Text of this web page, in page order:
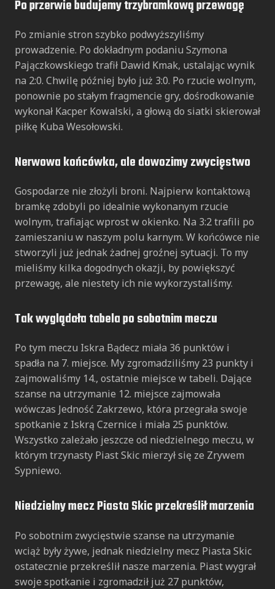
Po przerwie budujemy trzybramkową przewagę
Po zmianie stron szybko podwyższyliśmy
prowadzenie. Po dokładnym podaniu Szymona
Pajączkowskiego trafił Dawid Kmak, ustalając wynik
na 2:0. Chwilę później było już 3:0. Po rzucie wolnym,
ponownie po stałym fragmencie gry, dośrodkowanie
wykonał Kacper Kowalski, a głową do siatki skierował
piłkę Kuba Wesołowski.
Nerwowa końcówka, ale dowozimy zwycięstwo
Gospodarze nie złożyli broni. Najpierw kontaktową
bramkę zdobyli po idealnie wykonanym rzucie
wolnym, trafiając wprost w okienko. Na 3:2 trafili po
zamieszaniu w naszym polu karnym. W końcówce nie
stworzyli już jednak żadnej groźnej sytuacji. To my
mieliśmy kilka dogodnych okazji, by powiększyć
przewagę, ale niestety ich nie wykorzystaliśmy.
Tak wyglądała tabela po sobotnim meczu
Po tym meczu Iskra Bądecz miała 36 punktów i
spadła na 7. miejsce. My zgromadziliśmy 23 punkty i
zajmowaliśmy 14., ostatnie miejsce w tabeli. Dające
szanse na utrzymanie 12. miejsce zajmowała
wówczas Jedność Zakrzewo, która przegrała swoje
spotkanie z Iskrą Czernice i miała 25 punktów.
Wszystko zależało jeszcze od niedzielnego meczu, w
którym trzynasty Piast Skic mierzył się ze Zrywem
Sypniewo.
Niedzielny mecz Piasta Skic przekreślił marzenia
Po sobotnim zwycięstwie szanse na utrzymanie
wciąż były żywe, jednak niedzielny mecz Piasta Skic
ostatecznie przekreślił nasze marzenia. Piast wygrał
swoje spotkanie i zgromadził już 27 punktów,